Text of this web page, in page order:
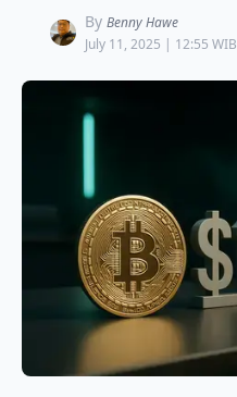
By Benny Hawe
July 11, 2025 | 12:55 WIB